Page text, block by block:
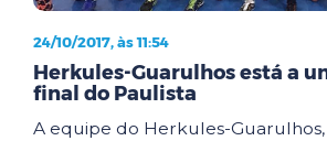
24/10/2017, às 11:54
Herkules-Guarulhos está a
final do Paulista
A equipe do Herkules-